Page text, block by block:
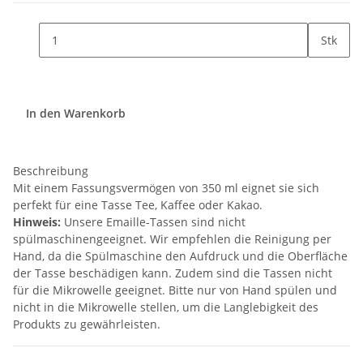
Stk
In den Warenkorb
Beschreibung
Mit einem Fassungsvermögen von 350 ml eignet sie sich
perfekt für eine Tasse Tee, Kaffee oder Kakao.
Hinweis: Unsere Emaille-Tassen sind nicht
spülmaschinengeeignet. Wir empfehlen die Reinigung per
Hand, da die Spülmaschine den Aufdruck und die Oberfläche
der Tasse beschädigen kann. Zudem sind die Tassen nicht
für die Mikrowelle geeignet. Bitte nur von Hand spülen und
nicht in die Mikrowelle stellen, um die Langlebigkeit des
Produkts zu gewährleisten.